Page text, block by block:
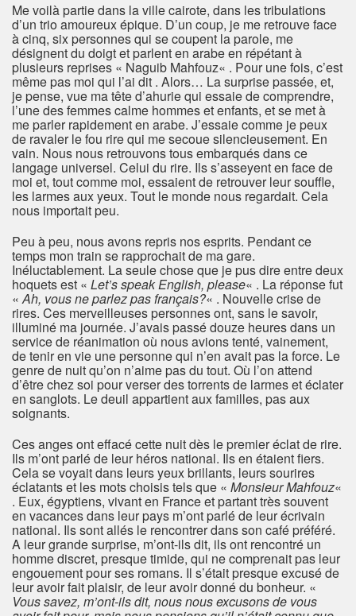
Me voilà partie dans la ville cairote, dans les tribulations
d’un trio amoureux épique. D’un coup, je me retrouve face
à cinq, six personnes qui se coupent la parole, me
désignent du doigt et parlent en arabe en répétant à
plusieurs reprises « Naguib Mahfouz« . Pour une fois, c’est
même pas moi qui l’ai dit . Alors… La surprise passée, et,
je pense, vue ma tête d’ahurie qui essaie de comprendre,
l’une des femmes calme hommes et enfants, et se met à
me parler rapidement en arabe. J’essaie comme je peux
de ravaler le fou rire qui me secoue silencieusement. En
vain. Nous nous retrouvons tous embarqués dans ce
langage universel. Celui du rire. Ils s’asseyent en face de
moi et, tout comme moi, essaient de retrouver leur souffle,
les larmes aux yeux. Tout le monde nous regardait. Cela
nous importait peu.
Peu à peu, nous avons repris nos esprits. Pendant ce
temps mon train se rapprochait de ma gare.
Inéluctablement. La seule chose que je pus dire entre deux
hoquets est « Let’s speak English, please« . La réponse fut
«Ah, vous ne parlez pas français?« . Nouvelle crise de
rires. Ces merveilleuses personnes ont, sans le savoir,
illuminé ma journée. J’avais passé douze heures dans un
service de réanimation où nous avions tenté, vainement,
de tenir en vie une personne qui n’en avait pas la force. Le
genre de nuit qu’on n’aime pas du tout. Où l’on attend
d’être chez soi pour verser des torrents de larmes et éclater
en sanglots. Le deuil appartient aux familles, pas aux
soignants.
Ces anges ont effacé cette nuit dès le premier éclat de rire.
Ils m’ont parlé de leur héros national. Ils en étaient fiers.
Cela se voyait dans leurs yeux brillants, leurs sourires
éclatants et les mots choisis tels que « Monsieur Mahfouz«
. Eux, égyptiens, vivant en France et partant très souvent
en vacances dans leur pays m’ont parlé de leur écrivain
national. Ils sont allés le rencontrer dans son café préféré.
A leur grande surprise, m’ont-ils dit, ils ont rencontré un
homme discret, presque timide, qui ne comprenait pas leur
engouement pour ses romans. Il s’était presque excusé de
leur avoir fait plaisir, de leur avoir donné du bonheur. «
Vous savez, m’ont-ils dit, nous nous excusons de vous